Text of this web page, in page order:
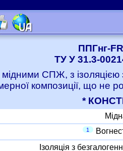
ППГнг-
ТУ У 31.3-
мідними СПЖ, з
композиції, що не
*
1
Ізоляція з